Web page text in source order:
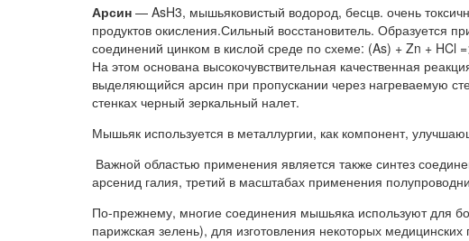
Арсин — AsH3, мышьяковистый водород, бесцв. очень
продуктов окисления.Сильный восстановитель. Образуется
соединений цинком в кислой среде по схеме: (As) + Zn + HCl
На этом основана высокочувствительная качественная
выделяющийся арсин при пропускании через нагреваемую
стенках черный зеркальный налет.
Мышьяк используется в металлургии, как компонент,
Важной областью применения является также синтез
арсенид галия, третий в масштабах применения
По-прежнему, многие соединения мышьяка используют для
парижская зелень), для изготовления некоторых медицинских